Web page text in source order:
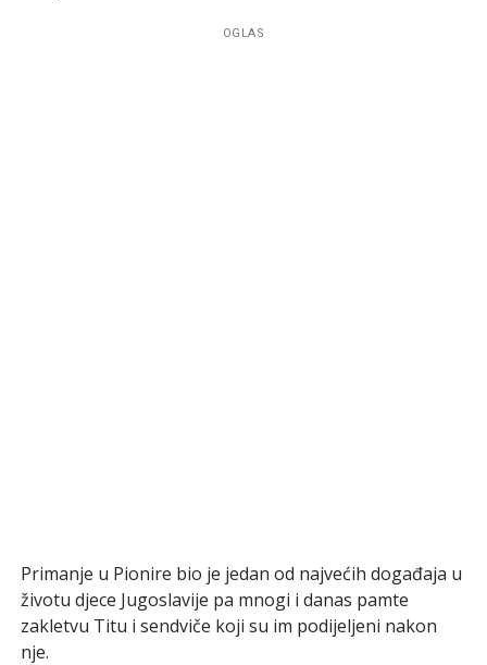
OGLAS
Primanje u Pionire bio je jedan od najvećih događaja u
životu djece Jugoslavije pa mnogi i danas pamte
zakletvu Titu i sendviče koji su im podijeljeni nakon
nje.